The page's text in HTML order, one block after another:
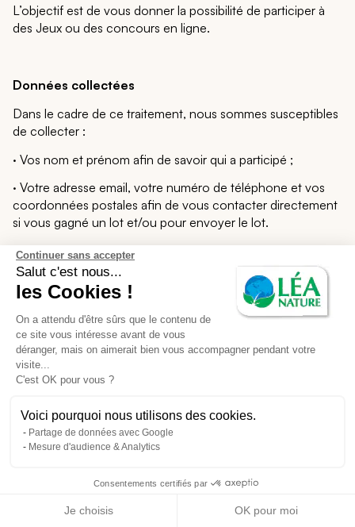
L’objectif est de vous donner la possibilité de participer à
des Jeux ou des concours en ligne.
Données collectées
Dans le cadre de ce traitement, nous sommes susceptibles
de collecter :
· Vos nom et prénom afin de savoir qui a participé ;
· Votre adresse email, votre numéro de téléphone et vos
coordonnées postales afin de vous contacter directement
si vous gagné un lot et/ou pour envoyer le lot.
Base légale
Le traitement de vos données est appliqué uniquement
lorsque vous avez donné votre consentement à participer
au Jeu ou Concours. Également, nous utilisons vos
données dans le cadre de l’organisation et de la gestion du
Jeu ou du Concours sur la base de l’exécution du contrat
pour la gestion des remboursements des frais de
connexion à Internet et/ou des frais d’affranchissements
des participants aux Jeux et/ou Concours.
Délai de conservation
Continuer sans accepter
Salut c'est nous...
les Cookies !
On a attendu d'être sûrs que le contenu de
ce site vous intéresse avant de vous
déranger, mais on aimerait bien vous accompagner pendant votre
visite...
C'est OK pour vous ?
Voici pourquoi nous utilisons des cookies.
Partage de données avec Google
Mesure d'audience & Analytics
Consentements certifiés par
Je choisis OK pour moi